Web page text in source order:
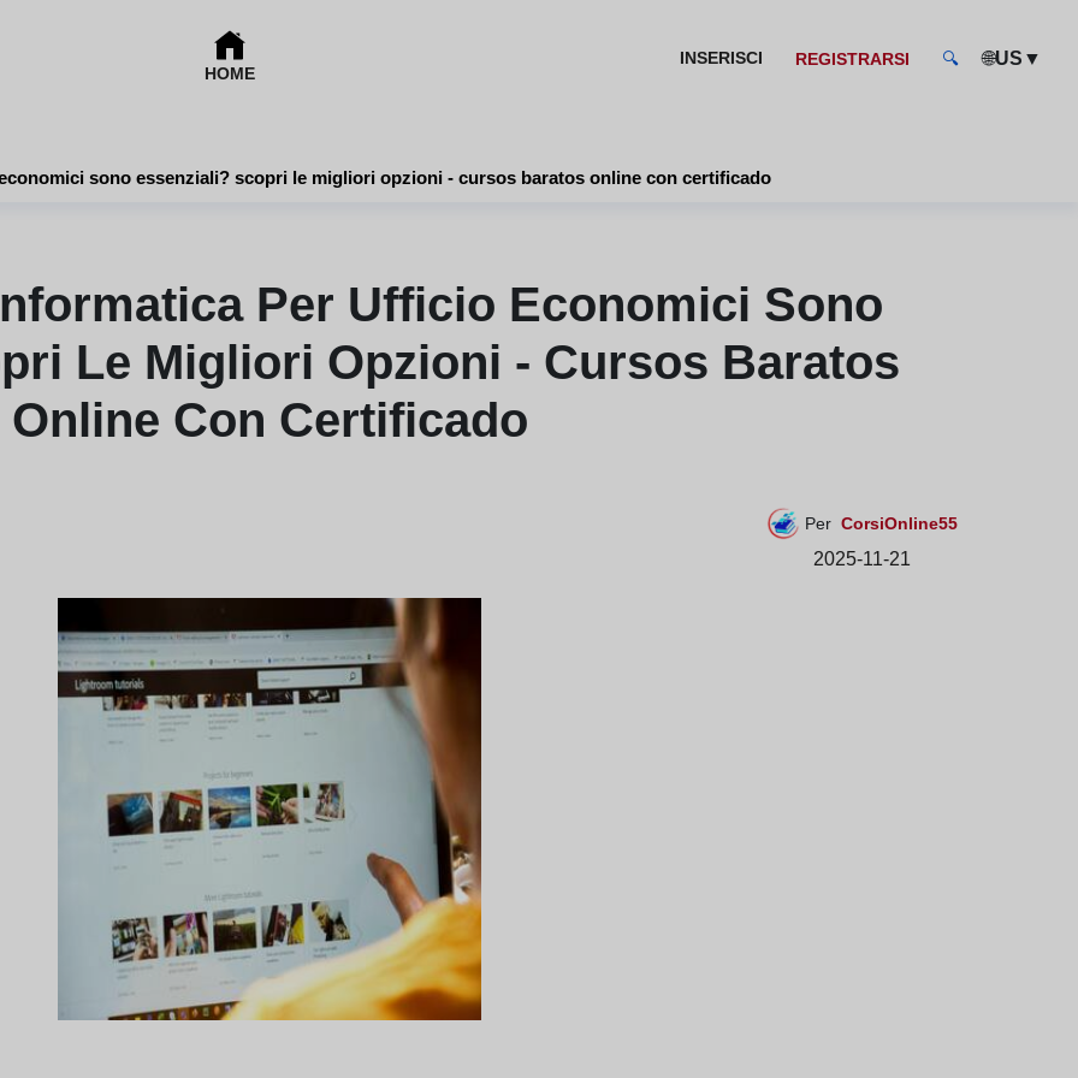
HOME
INSERISCI REGISTRARSI 🔍 🌐US ▼
Quali corsi di informatica per ufficio economici sono essenziali? scopri le migliori opzioni - cursos baratos online con certificado
Per Ufficio Economici Sono
Le Migliori Opzioni - Cursos Baratos
Online Con Certificado
Per CorsiOnline55
2025-11-21